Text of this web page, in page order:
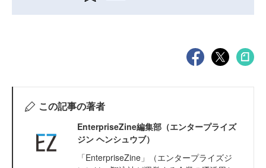
この記事の著者
EnterpriseZine編集部（エンタープライズ
ジン ヘンシュウブ）
「EnterpriseZine」（エンタープライズジ